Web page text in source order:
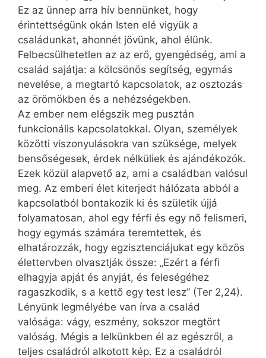
Ez az ünnep arra hív bennünket, hogy
érintettségünk okán Isten elé vigyük a
családunkat, ahonnét jövünk, ahol élünk.
Felbecsülhetetlen az az erő, gyengédség, ami a
család sajátja: a kölcsönös segítség, egymás
nevelése, a megtartó kapcsolatok, az osztozás
az örömökben és a nehézségekben.
Az ember nem elégszik meg pusztán
funkcionális kapcsolatokkal. Olyan, személyek
közötti viszonyulásokra van szüksége, melyek
bensőségesek, érdek nélküliek és ajándékozók.
Ezek közül alapvető az, ami a családban valósul
meg. Az emberi élet kiterjedt hálózata abból a
kapcsolatból bontakozik ki és születik újjá
folyamatosan, ahol egy férfi és egy nő felismeri,
hogy egymás számára teremtettek, és
elhatározzák, hogy egzisztenciájukat egy közös
élettervben olvasztják össze: „Ezért a férfi
elhagyja apját és anyját, és feleségéhez
ragaszkodik, s a kettő egy test lesz” (Ter 2,24).
Lényünk legmélyébe van írva a család
valósága: vágy, eszmény, sokszor megtört
valóság. Mégis a lelkünkben él az egészről, a
teljes családról alkotott kép. Ez a családról